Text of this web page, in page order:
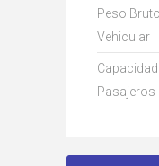
Peso Bruto
Vehicular
Pasajeros